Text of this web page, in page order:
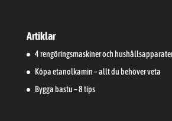
Artiklar
4 rengöringsmaskiner och
Köpa etanolkamin – allt du behöver veta
Bygga bastu – 8 tips